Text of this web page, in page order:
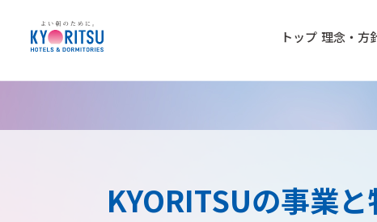
トップ 理念・方
KYORITSUの事業